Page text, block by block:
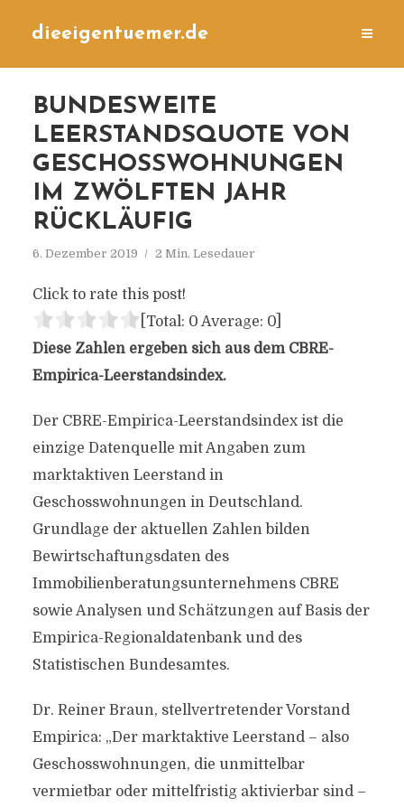
dieeigentuemer.de
BUNDESWEITE
LEERSTANDSQUOTE VON
GESCHOSSWOHNUNGEN
IM ZWÖLFTEN JAHR
RÜCKLÄUFIG
6. Dezember 2019 2 Min. Lesedauer
Click to rate this post!
[Total: 0 Average: 0]
Diese Zahlen ergeben sich aus dem CBRE-
Empirica-Leerstandsindex.
Der CBRE-Empirica-Leerstandsindex ist die
einzige Datenquelle mit Angaben zum
marktaktiven Leerstand in
Geschosswohnungen in Deutschland.
Grundlage der aktuellen Zahlen bilden
Bewirtschaftungsdaten des
Immobilienberatungsunternehmens CBRE
sowie Analysen und Schätzungen auf Basis der
Empirica-Regionaldatenbank und des
Statistischen Bundesamtes.
Dr. Reiner Braun, stellvertretender Vorstand
Empirica: „Der marktaktive Leerstand – also
Geschosswohnungen, die unmittelbar
vermietbar oder mittelfristig aktivierbar sind –